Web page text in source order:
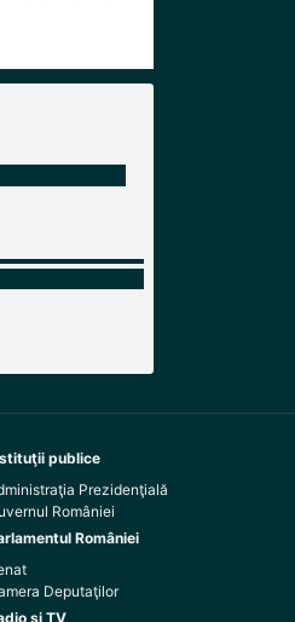
publice
Prezidenţială
României
României
Deputaţilor
şi TV